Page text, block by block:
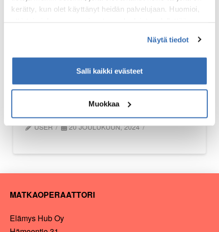
kerätty, kun olet käyttänyt heidän palvelujaan. Huomioi,
Näytä tiedot
Salli kaikki evästeet
Muokkaa
Kakolan unohtumaton
elämys – Vietä yö
telkien takana
USER 20 JOULUKUUN, 2024
MATKAOPERAATTORI
Elämys Hub Oy